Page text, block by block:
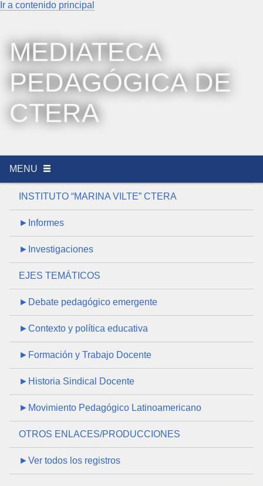
Ir a contenido principal
MEDIATECA
PEDAGÓGICA DE
CTERA
MENU
INSTITUTO “MARINA VILTE” CTERA
►Informes
►Investigaciones
EJES TEMÁTICOS
►Debate pedagógico emergente
►Contexto y política educativa
►Formación y Trabajo Docente
►Historia Sindical Docente
►Movimiento Pedagógico Latinoamericano
OTROS ENLACES/PRODUCCIONES
►Ver todos los registros